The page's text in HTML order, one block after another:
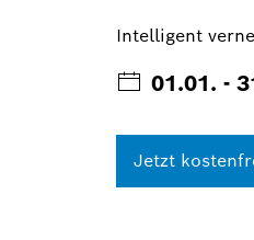
Intelligent
01.01. -
Jetzt